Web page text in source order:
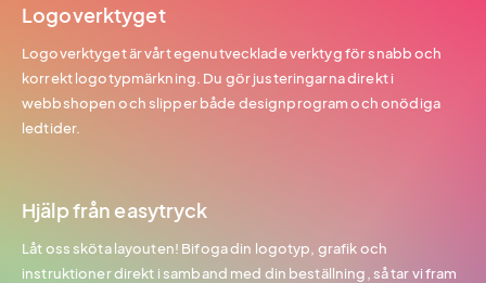
Logoverktyget
Logoverktyget är vårt egenutvecklade verktyg för snabb och
korrekt logotypmärkning. Du gör justeringarna direkt i
webbshopen och slipper både designprogram och onödiga
ledtider.
Hjälp från easytryck
Låt oss sköta layouten! Bifoga din logotyp, grafik och
instruktioner direkt i samband med din beställning, så tar vi fram